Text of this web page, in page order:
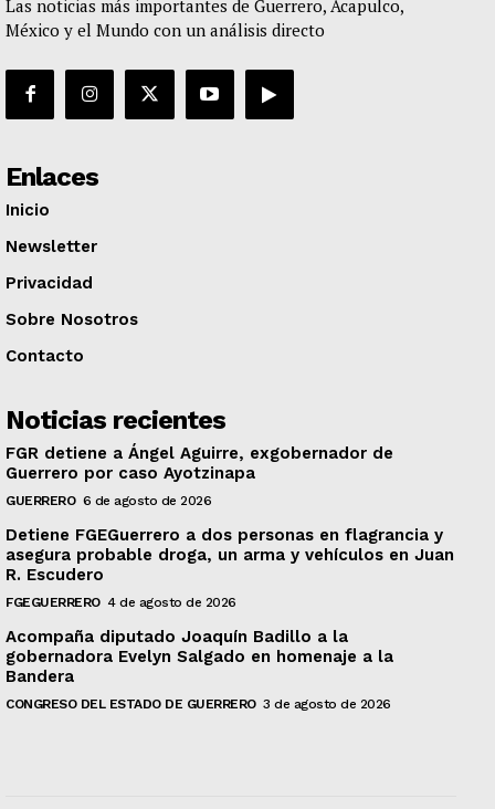
Las noticias más importantes de Guerrero, Acapulco,
México y el Mundo con un análisis directo
Enlaces
Inicio
Newsletter
Privacidad
Sobre Nosotros
Contacto
Noticias recientes
FGR detiene a Ángel Aguirre, exgobernador de
Guerrero por caso Ayotzinapa
GUERRERO 6 de agosto de 2026
Detiene FGEGuerrero a dos personas en flagrancia y
asegura probable droga, un arma y vehículos en Juan
R. Escudero
FGEGUERRERO 4 de agosto de 2026
Acompaña diputado Joaquín Badillo a la
gobernadora Evelyn Salgado en homenaje a la
Bandera
CONGRESO DEL ESTADO DE GUERRERO 3 de agosto de 2026